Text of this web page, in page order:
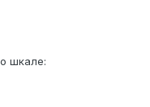
шкале: